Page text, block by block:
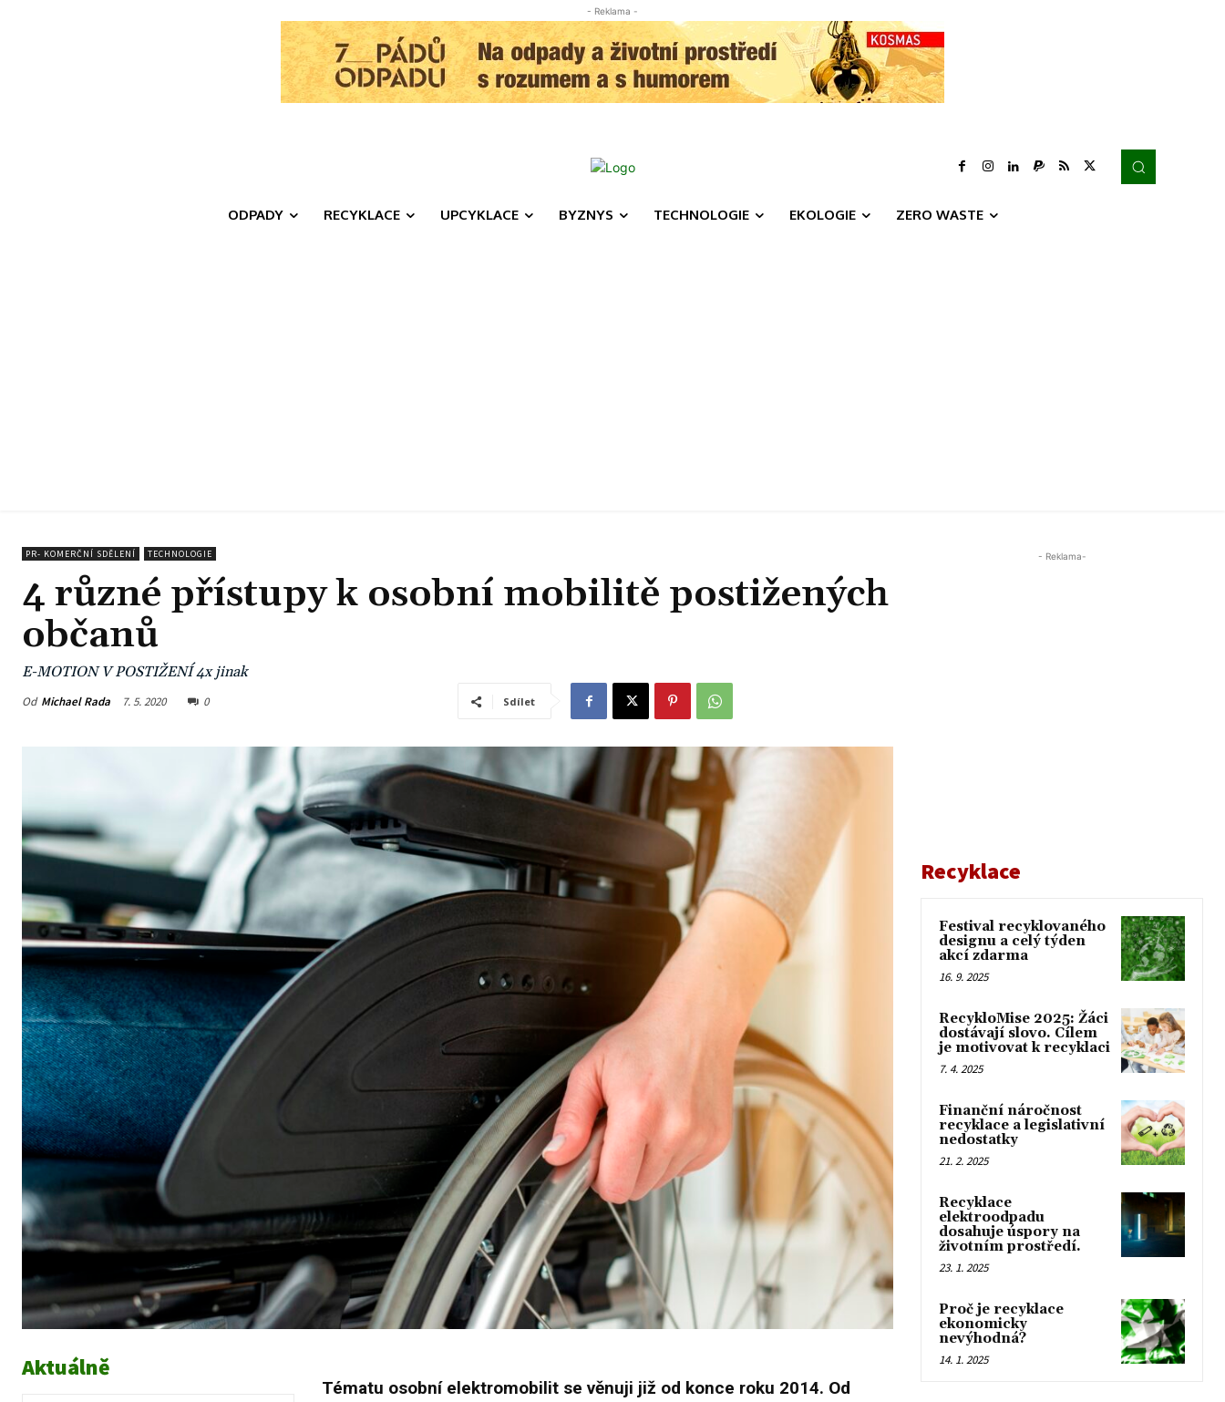
- Reklama -
ODPADY RECYKLACE UPCYKLACE BYZNYS TECHNOLOGIE EKOLOGIE ZERO WASTE
PR- KOMERČNÍ SDĚLENÍ TECHNOLOGIE
4 různé přístupy k osobní mobilitě postižených
občanů
E-MOTION V POSTIŽENÍ 4x jinak
Od Michael Rada 7. 5. 2020 0 Sdílet
Aktuálně
Tématu osobní elektromobilit se věnuji již od konce roku 2014. Od
- Reklama-
Recyklace
Festival recyklovaného
designu a celý týden
akcí zdarma
16. 9. 2025
RecykloMise 2025: Žáci
dostávají slovo. Cílem
je motivovat k recyklaci
7. 4. 2025
Finanční náročnost
recyklace a legislativní
nedostatky
21. 2. 2025
Recyklace
elektroodpadu
dosahuje úspory na
životním prostředí.
23. 1. 2025
Proč je recyklace
ekonomicky
nevýhodná?
14. 1. 2025